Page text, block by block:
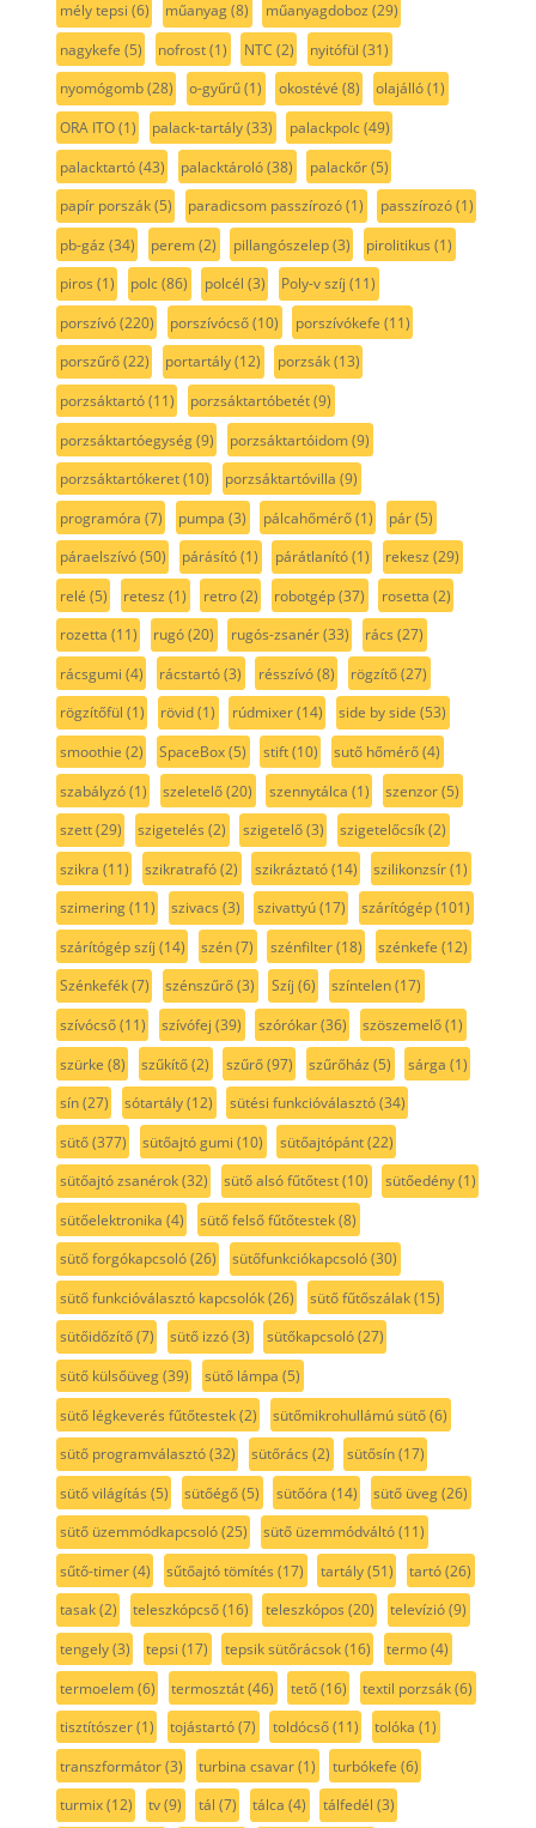
mély tepsi (6) műanyag(8) műanyagdoboz (29)
nagykefe (5) nofrost(1) NTC (2) nyitófül (31)
nyomógomb(28) o-gyűrű(1) okostévé (8) olajálló(1)
ORA ITO(1) palack-tartály(33) palackpolc(49)
palacktartó(43) palacktároló(38) palackőr(5)
papír porszák(5) paradicsom passzírozó(1) passzírozó(1)
pb-gáz (34) perem(2) pillangószelep(3) pirolitikus (1)
piros (1) polc(86) polcél (3) Poly-v szíj (11)
porszívó(220) porszívócső(10) porszívókefe (11)
porszűrő(22) portartály(12) porzsák(13)
porzsáktartó(11) porzsáktartóbetét(9)
porzsáktartóegység(9) porzsáktartóidom(9)
porzsáktartókeret(10) porzsáktartóvilla (9)
programóra (7) pumpa (3) pálcahőmérő(1) pár(5)
páraelszívó(50) párásító(1) párátlanító(1) rekesz (29)
relé (5) retesz (1) retro(2) robotgép(37) rosetta (2)
rozetta (11) rugó(20) rugós-zsanér(33) rács (27)
rácsgumi (4) rácstartó(3) résszívó(8) rögzítő(27)
rögzítőfül (1) rövid(1) rúdmixer(14) side by side (53)
smoothie (2) SpaceBox(5) stift(10) sutő hőmérő(4)
szabályzó(1) szeletelő(20) szennytálca (1) szenzor(5)
szett(29) szigetelés (2) szigetelő(3) szigetelőcsík(2)
szikra (11) szikratrafó(2) szikráztató(14) szilikonzsír(1)
szimering(11) szivacs (3) szivattyú(17) szárítógép(101)
szárítógép szíj (14) szén(7) szénfilter(18) szénkefe (12)
Szénkefék(7) szénszűrő(3) Szíj (6) színtelen(17)
szívócső(11) szívófej (39) szórókar(36) szöszemelő(1)
szürke (8) szűkítő(2) szűrő(97) szűrőház (5) sárga (1)
sín(27) sótartály(12) sütési funkcióválasztó(34)
sütő(377) sütőajtó gumi (10) sütőajtópánt(22)
sütőajtó zsanérok(32) sütő alsó fűtőtest(10) sütőedény(1)
sütőelektronika (4) sütő felső fűtőtestek(8)
sütő forgókapcsoló(26) sütőfunkciókapcsoló(30)
sütő funkcióválasztó kapcsolók(26) sütő fűtőszálak(15)
sütőidőzítő(7) sütő izzó(3) sütőkapcsoló(27)
sütő külsőüveg(39) sütő lámpa (5)
sütő légkeverés fűtőtestek(2) sütőmikrohullámú sütő(6)
sütő programválasztó(32) sütőrács (2) sütősín(17)
sütő világítás (5) sütőégő(5) sütőóra (14) sütő üveg(26)
sütő üzemmódkapcsoló(25) sütő üzemmódváltó(11)
sűtő-timer(4) sűtőajtó tömítés (17) tartály(51) tartó(26)
tasak(2) teleszkópcső(16) teleszkópos (20) televízió(9)
tengely(3) tepsi (17) tepsik sütőrácsok(16) termo(4)
termoelem(6) termosztát(46) tető(16) textil porzsák(6)
tisztítószer(1) tojástartó(7) toldócső(11) tolóka (1)
transzformátor(3) turbina csavar(1) turbókefe (6)
turmix(12) tv(9) tál (7) tálca (4) tálfedél (3)